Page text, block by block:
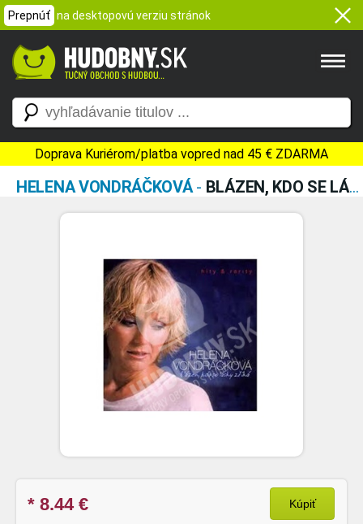
Prepnúť na desktopovú verziu stránok
Doprava Kuriérom/platba vopred nad 45 € ZDARMA
HELENA VONDRÁČKOVÁ- BLÁZEN, KDO SE LÁSKY ZRÍKÁ: HITY & RARITY
* 8.44€ Kúpiť